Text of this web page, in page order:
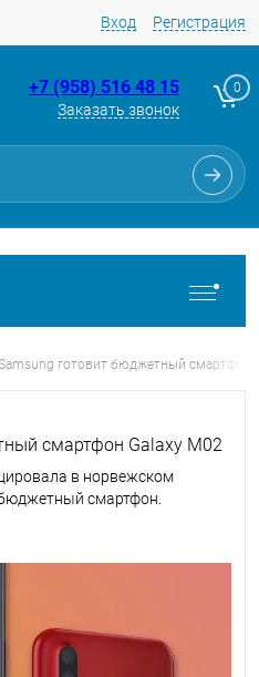
Вход Регистрация
+7 (958) 516 48 15
Заказать звонок
0
готовит бюджетный смартфон
смартфон Galaxy M02
в норвежском
смартфон.